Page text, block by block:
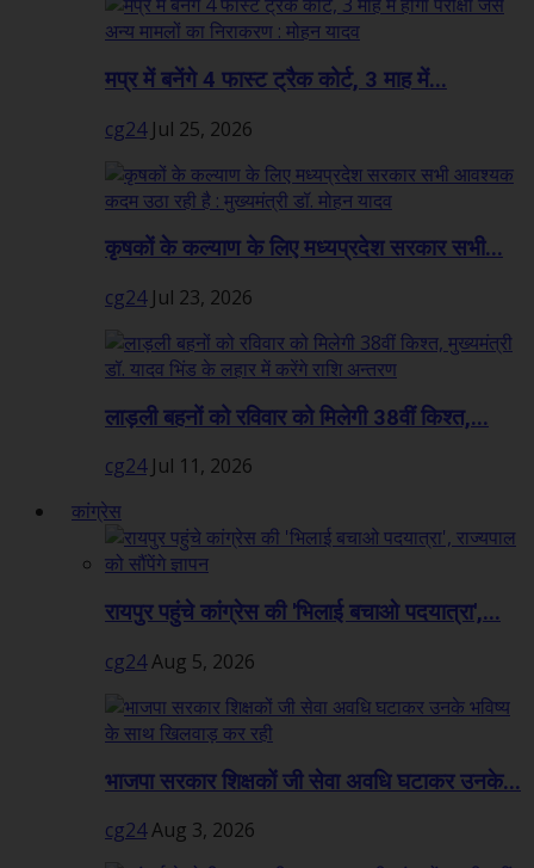
मप्र में बनेंगे 4 फास्ट ट्रैक कोर्ट, 3 माह में...
cg24 Jul 25, 2026
कृषकों के कल्याण के लिए मध्यप्रदेश सरकार सभी...
cg24 Jul 23, 2026
लाड़ली बहनों को रविवार को मिलेगी 38वीं किश्त,...
cg24 Jul 11, 2026
कांग्रेस
रायपुर पहुंचे कांग्रेस की 'भिलाई बचाओ पदयात्रा',...
cg24Aug 5, 2026
भाजपा सरकार शिक्षकों जी सेवा अवधि घटाकर उनके...
cg24Aug 3, 2026